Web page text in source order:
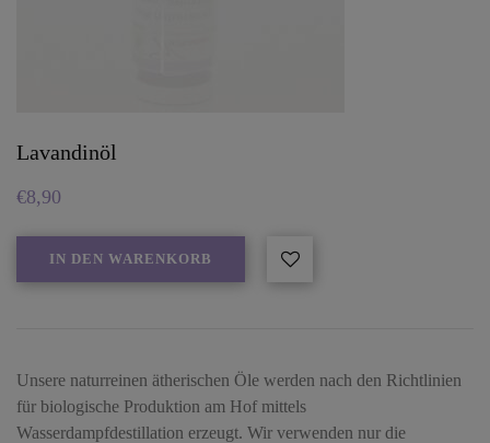
Lavandinöl
€8,90
IN DEN WARENKORB
Unsere naturreinen ätherischen Öle werden nach den Richtlinien
für biologische Produktion am Hof mittels
Wasserdampfdestillation erzeugt. Wir verwenden nur die